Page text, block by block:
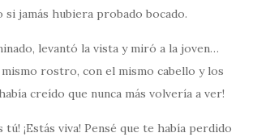
jamás hubiera probado bocado.
levantó la vista y miró a la joven…
mismo rostro, con el mismo cabello y los
creído que nunca más volvería a ver!
tú! ¡Estás viva! Pensé que te había perdido